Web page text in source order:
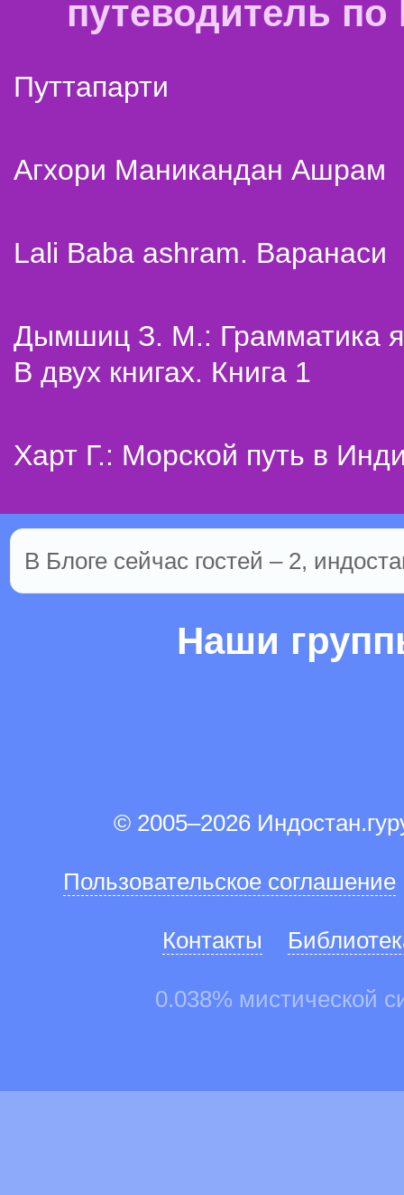
путеводитель
Путтапарти
Агхори Маникандан Ашрам
Lali Baba ashram. Варанаси
Дымшиц З. М.: Грамматика
В двух книгах. Книга 1
Харт Г.: Морской путь в
В Блоге сейчас гостей – 2,
Наши
© 2005–2026
Пользовательское соглашение
Контакты
0.038% мистической